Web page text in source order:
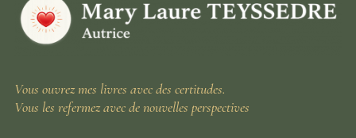
Vous ouvrez mes livres avec des certitudes.
Vous les refermez avec de nouvelles perspectives